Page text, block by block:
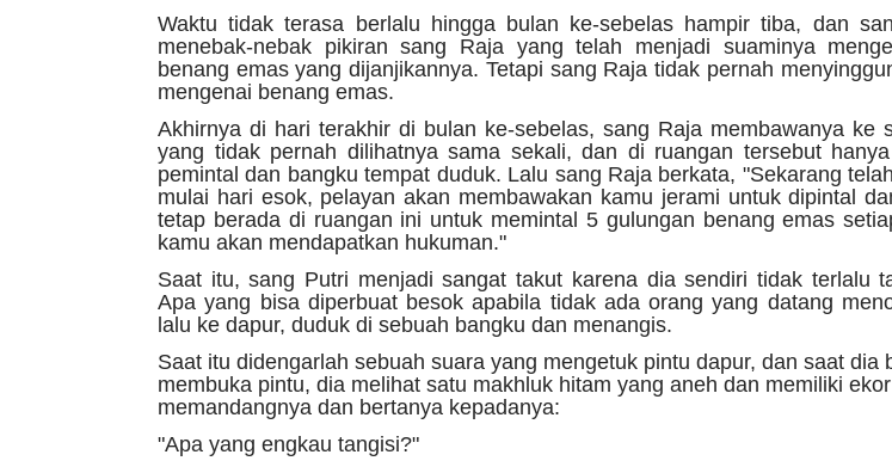
Waktu tidak terasa berlalu hingga bulan ke-sebelas hampir tiba, dan
menebak-nebak pikiran sang Raja yang telah menjadi suaminya
benang emas yang dijanjikannya. Tetapi sang Raja tidak pernah
mengenai benang emas.
Akhirnya di hari terakhir di bulan ke-sebelas, sang Raja membawanya ke
yang tidak pernah dilihatnya sama sekali, dan di ruangan tersebut
pemintal dan bangku tempat duduk. Lalu sang Raja berkata, "Sekarang
mulai hari esok, pelayan akan membawakan kamu jerami untuk dipintal
tetap berada di ruangan ini untuk memintal 5 gulungan benang emas
kamu akan mendapatkan hukuman."
Saat itu, sang Putri menjadi sangat takut karena dia sendiri tidak terlalu
Apa yang bisa diperbuat besok apabila tidak ada orang yang datang
lalu ke dapur, duduk di sebuah bangku dan menangis.
Saat itu didengarlah sebuah suara yang mengetuk pintu dapur, dan saat dia
membuka pintu, dia melihat satu makhluk hitam yang aneh dan memiliki
memandangnya dan bertanya kepadanya:
"Apa yang engkau tangisi?"